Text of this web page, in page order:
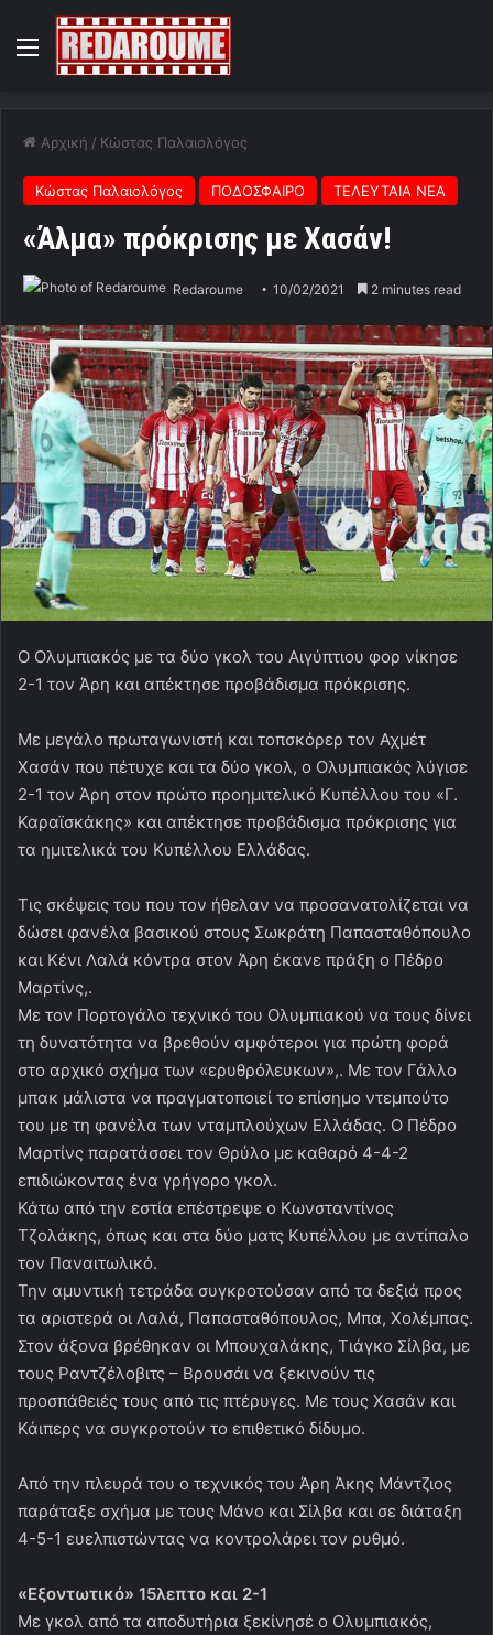
Menu
Αρχική / Κώστας Παλαιολόγος
Κώστας Παλαιολόγος ΠΟΔΟΣΦΑΙΡΟ ΤΕΛΕΥΤΑΙΑ ΝΕΑ
«Άλμα» πρόκρισης με Χασάν!
Redaroume 10/02/2021 2 minutes read
Ο Ολυμπιακός με τα δύο γκολ του Αιγύπτιου φορ νίκησε
2-1 τον Άρη και απέκτησε προβάδισμα πρόκρισης.
Με μεγάλο πρωταγωνιστή και τοπσκόρερ τον Αχμέτ
Χασάν που πέτυχε και τα δύο γκολ, ο Ολυμπιακός λύγισε
2-1 τον Άρη στον πρώτο προημιτελικό Κυπέλλου του «Γ.
Καραϊσκάκης» και απέκτησε προβάδισμα πρόκρισης για
τα ημιτελικά του Κυπέλλου Ελλάδας.
Τις σκέψεις του που τον ήθελαν να προσανατολίζεται να
δώσει φανέλα βασικού στους Σωκράτη Παπασταθόπουλο
και Κένι Λαλά κόντρα στον Άρη έκανε πράξη ο Πέδρο
Μαρτίνς,.
Με τον Πορτογάλο τεχνικό του Ολυμπιακού να τους δίνει
τη δυνατότητα να βρεθούν αμφότεροι για πρώτη φορά
στο αρχικό σχήμα των «ερυθρόλευκων»,. Με τον Γάλλο
μπακ μάλιστα να πραγματοποιεί το επίσημο ντεμπούτο
του με τη φανέλα των νταμπλούχων Ελλάδας. Ο Πέδρο
Μαρτίνς παρατάσσει τον Θρύλο με καθαρό 4-4-2
επιδιώκοντας ένα γρήγορο γκολ.
Κάτω από την εστία επέστρεψε ο Κωνσταντίνος
Τζολάκης, όπως και στα δύο ματς Κυπέλλου με αντίπαλο
τον Παναιτωλικό.
Την αμυντική τετράδα συγκροτούσαν από τα δεξιά προς
τα αριστερά οι Λαλά, Παπασταθόπουλος, Μπα, Χολέμπας.
Στον άξονα βρέθηκαν οι Μπουχαλάκης, Τιάγκο Σίλβα, με
τους Ραντζέλοβιτς – Βρουσάι να ξεκινούν τις
προσπάθειές τους από τις πτέρυγες. Με τους Χασάν και
Κάιπερς να συγκροτούν το επιθετικό δίδυμο.
Από την πλευρά του ο τεχνικός του Άρη Άκης Μάντζιος
παράταξε σχήμα με τους Μάνο και Σίλβα και σε διάταξη
4-5-1 ευελπιστώντας να κοντρολάρει τον ρυθμό.
«Εξοντωτικό» 15λεπτο και 2-1
Με γκολ από τα αποδυτήρια ξεκίνησέ ο Ολυμπιακός,